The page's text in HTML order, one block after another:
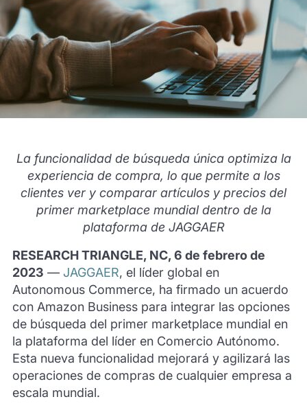
La funcionalidad de búsqueda única optimiza la
experiencia de compra, lo que permite a los
clientes ver y comparar artículos y precios del
primer marketplace mundial dentro de la
plataforma de JAGGAER
RESEARCH TRIANGLE, NC, 6 de febrero de
2023 — JAGGAER, el líder global en
Autonomous Commerce, ha firmado un acuerdo
con Amazon Business para integrar las opciones
de búsqueda del primer marketplace mundial en
la plataforma del líder en Comercio Autónomo.
Esta nueva funcionalidad mejorará y agilizará las
operaciones de compras de cualquier empresa a
escala mundial.